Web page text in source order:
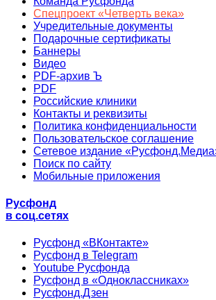
Спецпроект «Четверть века»
Учредительные документы
Подарочные сертификаты
Баннеры
Видео
PDF-архив Ъ
PDF
Российские клиники
Контакты и реквизиты
Политика конфиденциальности
Пользовательское соглашение
Сетевое издание
Поиск по сайту
Мобильные приложения
Русфонд
в соц.сетях
Русфонд «ВКонтакте»
Русфонд в Telegram
Youtube Русфонда
Русфонд в «Одноклассниках»
Русфонд.Дзен